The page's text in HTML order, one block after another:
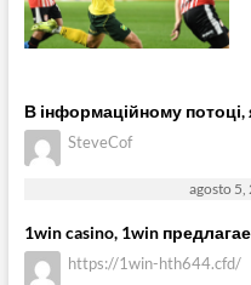
В інформаційному потоці,
SteveCof
agosto 5,
1win casino, 1win
https://1win-hth644.cfd/